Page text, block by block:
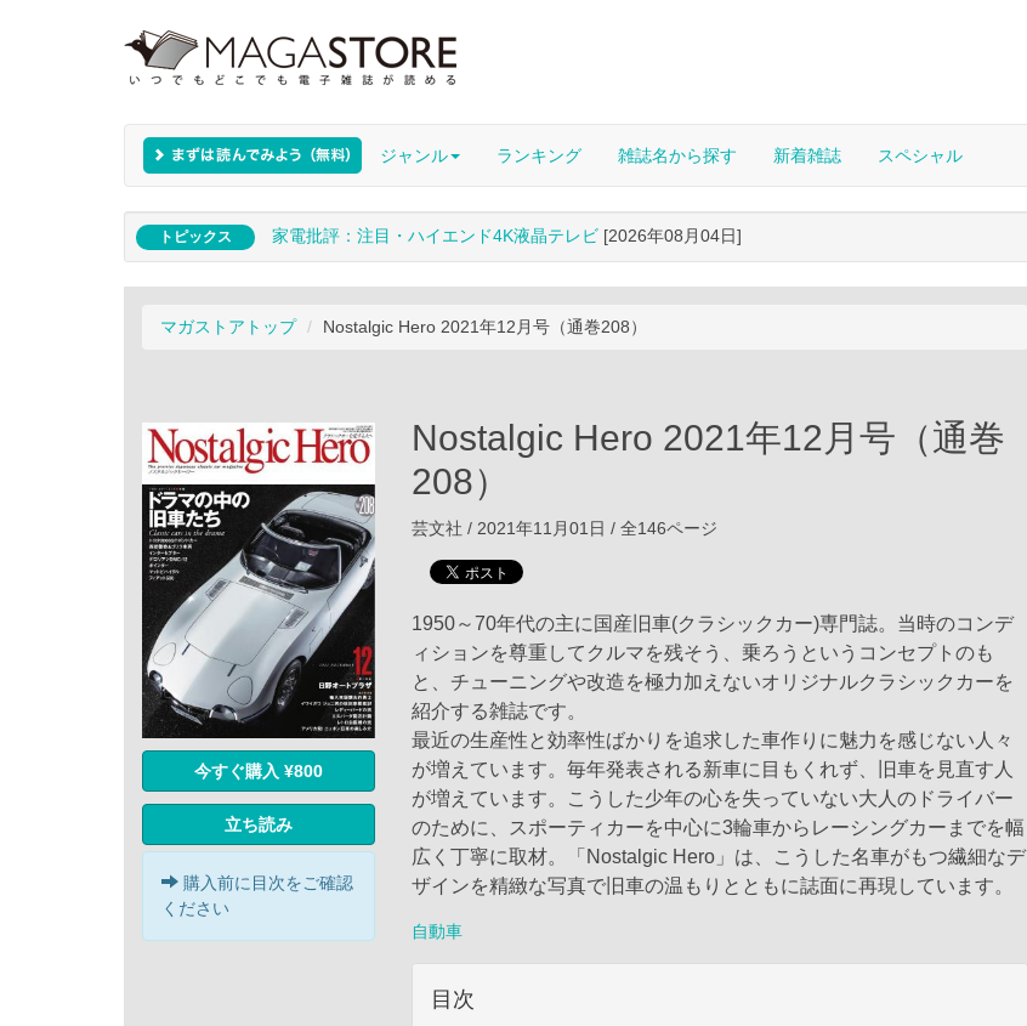
ジャンル ランキング 雑誌名から探す 新着雑誌 スペシャル
トピックス 家電批評：注目・ハイエンド4K液晶テレビ [2026年08月04日]
マガストアトップ Nostalgic Hero 2021年12月号（通巻208）
今すぐ購入 ¥800
立ち読み
購入前に目次をご確認
ください
Nostalgic Hero 2021年12月号（通巻
208）
芸文社 / 2021年11月01日 / 全146ページ
1950～70年代の主に国産旧車(クラシックカー)専門誌。当時のコンデ
ィションを尊重してクルマを残そう、乗ろうというコンセプトのも
と、チューニングや改造を極力加えないオリジナルクラシックカーを
紹介する雑誌です。
最近の生産性と効率性ばかりを追求した車作りに魅力を感じない人々
が増えています。毎年発表される新車に目もくれず、旧車を見直す人
が増えています。こうした少年の心を失っていない大人のドライバー
のために、スポーティカーを中心に3輪車からレーシングカーまでを幅
広く丁寧に取材。「Nostalgic Hero」は、こうした名車がもつ繊細なデ
ザインを精緻な写真で旧車の温もりとともに誌面に再現しています。
自動車
目次